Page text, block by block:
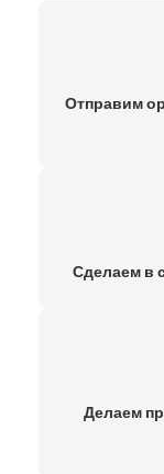
Отправим
Сделаем в
Делаем